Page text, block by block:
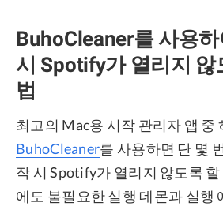
BuhoCleaner를 사용
시 Spotify가 열리지 않
법
최고의 Mac용 시작 관리자 앱 중
BuhoCleaner를 사용하면 단 몇
작 시 Spotify가 열리지 않도록 할
에도 불필요한 실행 데몬과 실행